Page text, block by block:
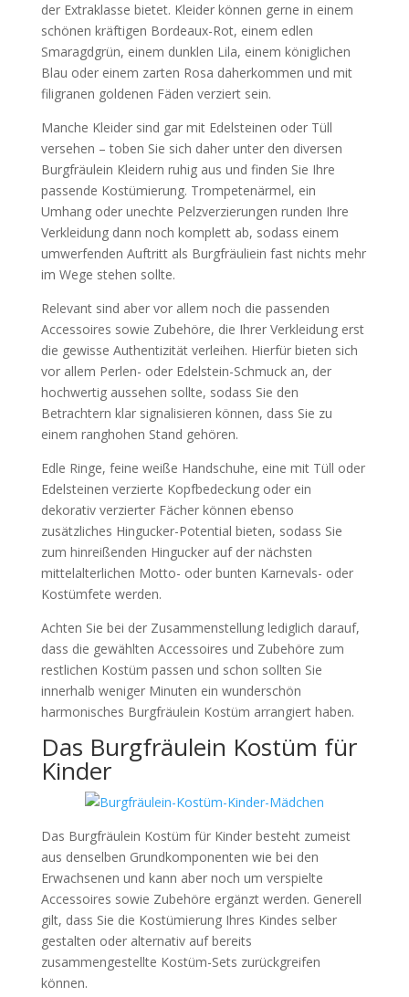
der Extraklasse bietet. Kleider können gerne in einem
schönen kräftigen Bordeaux-Rot, einem edlen
Smaragdgrün, einem dunklen Lila, einem königlichen
Blau oder einem zarten Rosa daherkommen und mit
filigranen goldenen Fäden verziert sein.
Manche Kleider sind gar mit Edelsteinen oder Tüll
versehen – toben Sie sich daher unter den diversen
Burgfräulein Kleidern ruhig aus und finden Sie Ihre
passende Kostümierung. Trompetenärmel, ein
Umhang oder unechte Pelzverzierungen runden Ihre
Verkleidung dann noch komplett ab, sodass einem
umwerfenden Auftritt als Burgfräuliein fast nichts mehr
im Wege stehen sollte.
Relevant sind aber vor allem noch die passenden
Accessoires sowie Zubehöre, die Ihrer Verkleidung erst
die gewisse Authentizität verleihen. Hierfür bieten sich
vor allem Perlen- oder Edelstein-Schmuck an, der
hochwertig aussehen sollte, sodass Sie den
Betrachtern klar signalisieren können, dass Sie zu
einem ranghohen Stand gehören.
Edle Ringe, feine weiße Handschuhe, eine mit Tüll oder
Edelsteinen verzierte Kopfbedeckung oder ein
dekorativ verzierter Fächer können ebenso
zusätzliches Hingucker-Potential bieten, sodass Sie
zum hinreißenden Hingucker auf der nächsten
mittelalterlichen Motto- oder bunten Karnevals- oder
Kostümfete werden.
Achten Sie bei der Zusammenstellung lediglich darauf,
dass die gewählten Accessoires und Zubehöre zum
restlichen Kostüm passen und schon sollten Sie
innerhalb weniger Minuten ein wunderschön
harmonisches Burgfräulein Kostüm arrangiert haben.
Das Burgfräulein Kostüm für
Kinder
Das Burgfräulein Kostüm für Kinder besteht zumeist
aus denselben Grundkomponenten wie bei den
Erwachsenen und kann aber noch um verspielte
Accessoires sowie Zubehöre ergänzt werden. Generell
gilt, dass Sie die Kostümierung Ihres Kindes selber
gestalten oder alternativ auf bereits
zusammengestellte Kostüm-Sets zurückgreifen
können.